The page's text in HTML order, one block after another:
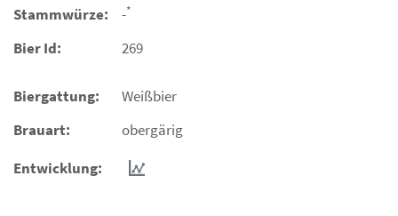
Stammwürze:
-*
Bier Id: 269
Biergattung:
Weißbier
Brauart:
obergärig
Entwicklung: